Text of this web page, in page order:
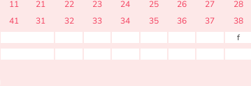
11 21 22 23 24 25 26 27
28
41 31 32 33 34 35 36 37
38
f